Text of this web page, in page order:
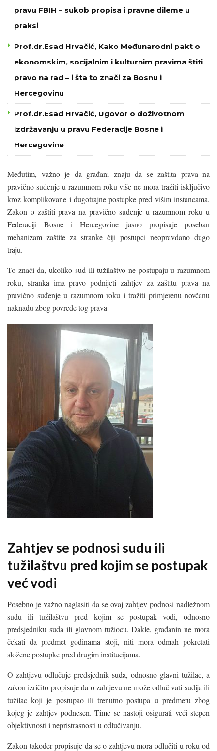
pravu FBIH – sukob propisa i pravne dileme u
praksi
Prof.dr.Esad Hrvačić, Kako Međunarodni pakt o
ekonomskim, socijalnim i kulturnim pravima štiti
pravo na rad – i šta to znači za Bosnu i
Hercegovinu
Prof.dr.Esad Hrvačić, Ugovor o doživotnom
izdržavanju u pravu Federacije Bosne i
Hercegovine
Međutim, važno je da građani znaju da se zaštita prava na
pravično suđenje u razumnom roku više ne mora tražiti isključivo
kroz komplikovane i dugotrajne postupke pred višim instancama.
Zakon o zaštiti prava na pravično suđenje u razumnom roku u
Federaciji Bosne i Hercegovine jasno propisuje poseban
mehanizam zaštite za stranke čiji postupci neopravdano dugo
traju.
To znači da, ukoliko sud ili tužilaštvo ne postupaju u razumnom
roku, stranka ima pravo podnijeti zahtjev za zaštitu prava na
pravično suđenje u razumnom roku i tražiti primjerenu novčanu
naknadu zbog povrede tog prava.
Zahtjev se podnosi sudu ili
tužilaštvu pred kojim se postupak
već vodi
Posebno je važno naglasiti da se ovaj zahtjev podnosi nadležnom
sudu ili tužilaštvu pred kojim se postupak vodi, odnosno
predsjedniku suda ili glavnom tužiocu. Dakle, građanin ne mora
čekati da predmet godinama stoji, niti mora odmah pokretati
složene postupke pred drugim institucijama.
O zahtjevu odlučuje predsjednik suda, odnosno glavni tužilac, a
zakon izričito propisuje da o zahtjevu ne može odlučivati sudija ili
tužilac koji je postupao ili trenutno postupa u predmetu zbog
kojeg je zahtjev podnesen. Time se nastoji osigurati veći stepen
objektivnosti i nepristrasnosti u odlučivanju.
Zakon također propisuje da se o zahtjevu mora odlučiti u roku od